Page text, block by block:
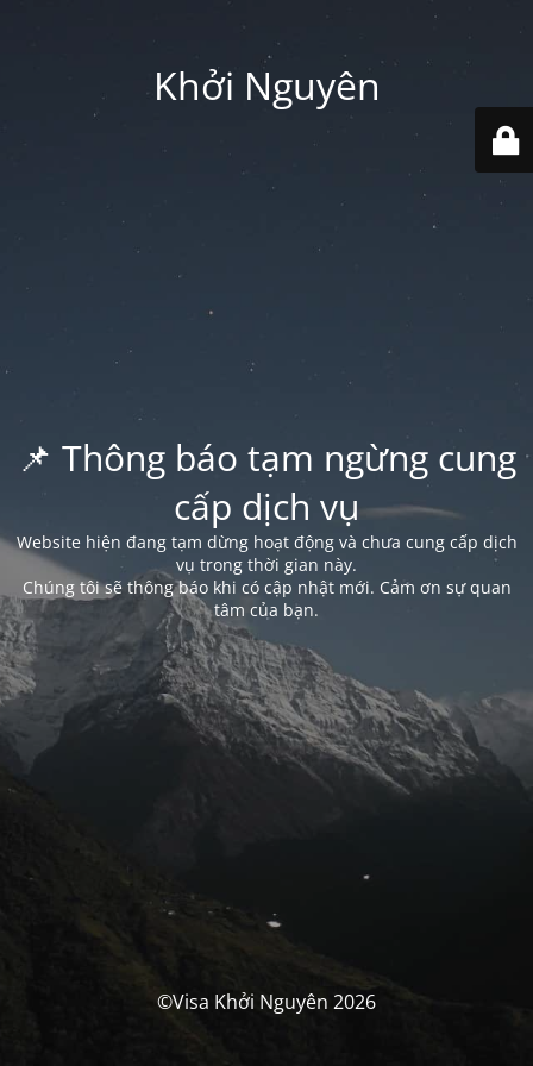
Khởi Nguyên
📌 Thông báo tạm ngừng cung
cấp dịch vụ
Website hiện đang tạm dừng hoạt động và chưa cung cấp dịch
vụ trong thời gian này.
Chúng tôi sẽ thông báo khi có cập nhật mới. Cảm ơn sự quan
tâm của bạn.
©Visa Khởi Nguyên 2026